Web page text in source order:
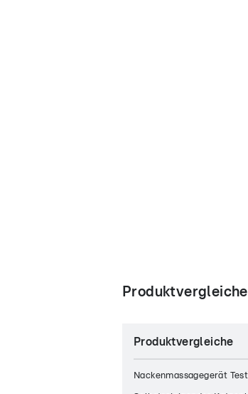
Produktvergleiche
Nackenmassagegerät Test